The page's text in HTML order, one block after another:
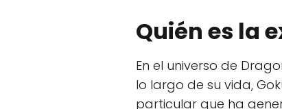
Quién es la
En el universo de
lo largo de su vida,
particular que ha